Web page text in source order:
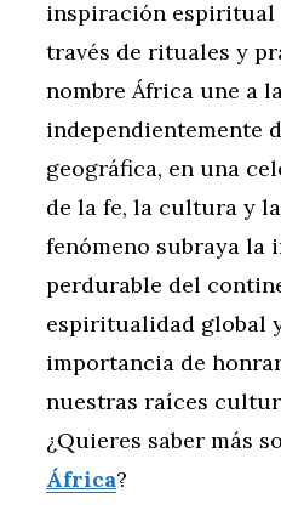
inspiración espiritual
través de rituales y
nombre África une a
independientemente
geográfica, en una
de la fe, la cultura y
fenómeno subraya la
perdurable del
espiritualidad global
importancia de
nuestras raíces
¿Quieres saber más
África?